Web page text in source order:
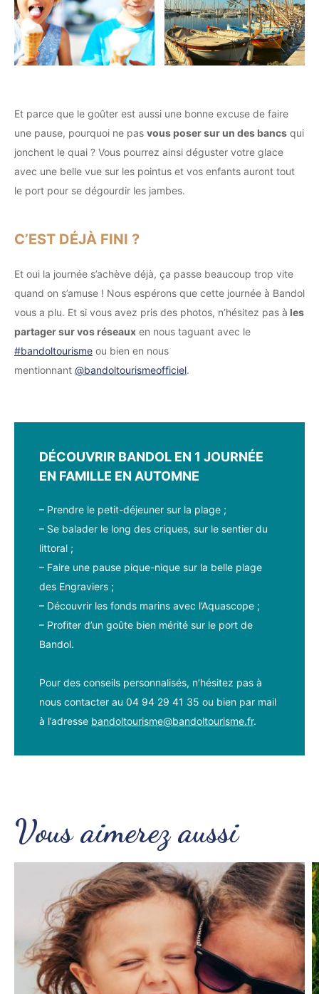
Et parce que le goûter est aussi une bonne excuse de faire
une pause, pourquoi ne pas vous poser sur un des bancs qui
jonchent le quai ? Vous pourrez ainsi déguster votre glace
avec une belle vue sur les pointus et vos enfants auront tout
le port pour se dégourdir les jambes.
C’EST DÉJÀ FINI ?
Et oui la journée s’achève déjà, ça passe beaucoup trop vite
quand on s’amuse ! Nous espérons que cette journée à Bandol
vous a plu. Et si vous avez pris des photos, n’hésitez pas à les
partager sur vos réseaux en nous taguant avec le
#bandoltourisme ou bien en nous
mentionnant @bandoltourismeofficiel.
DÉCOUVRIR BANDOL EN 1 JOURNÉE
EN FAMILLE EN AUTOMNE
– Prendre le petit-déjeuner sur la plage ;
– Se balader le long des criques, sur le sentier du
littoral ;
– Faire une pause pique-nique sur la belle plage
des Engraviers ;
– Découvrir les fonds marins avec l’Aquascope ;
– Profiter d’un goûte bien mérité sur le port de
Bandol.
Pour des conseils personnalisés, n’hésitez pas à
nous contacter au 04 94 29 41 35 ou bien par mail
à l’adresse bandoltourisme@bandoltourisme.fr.
Vous aimerez aussi